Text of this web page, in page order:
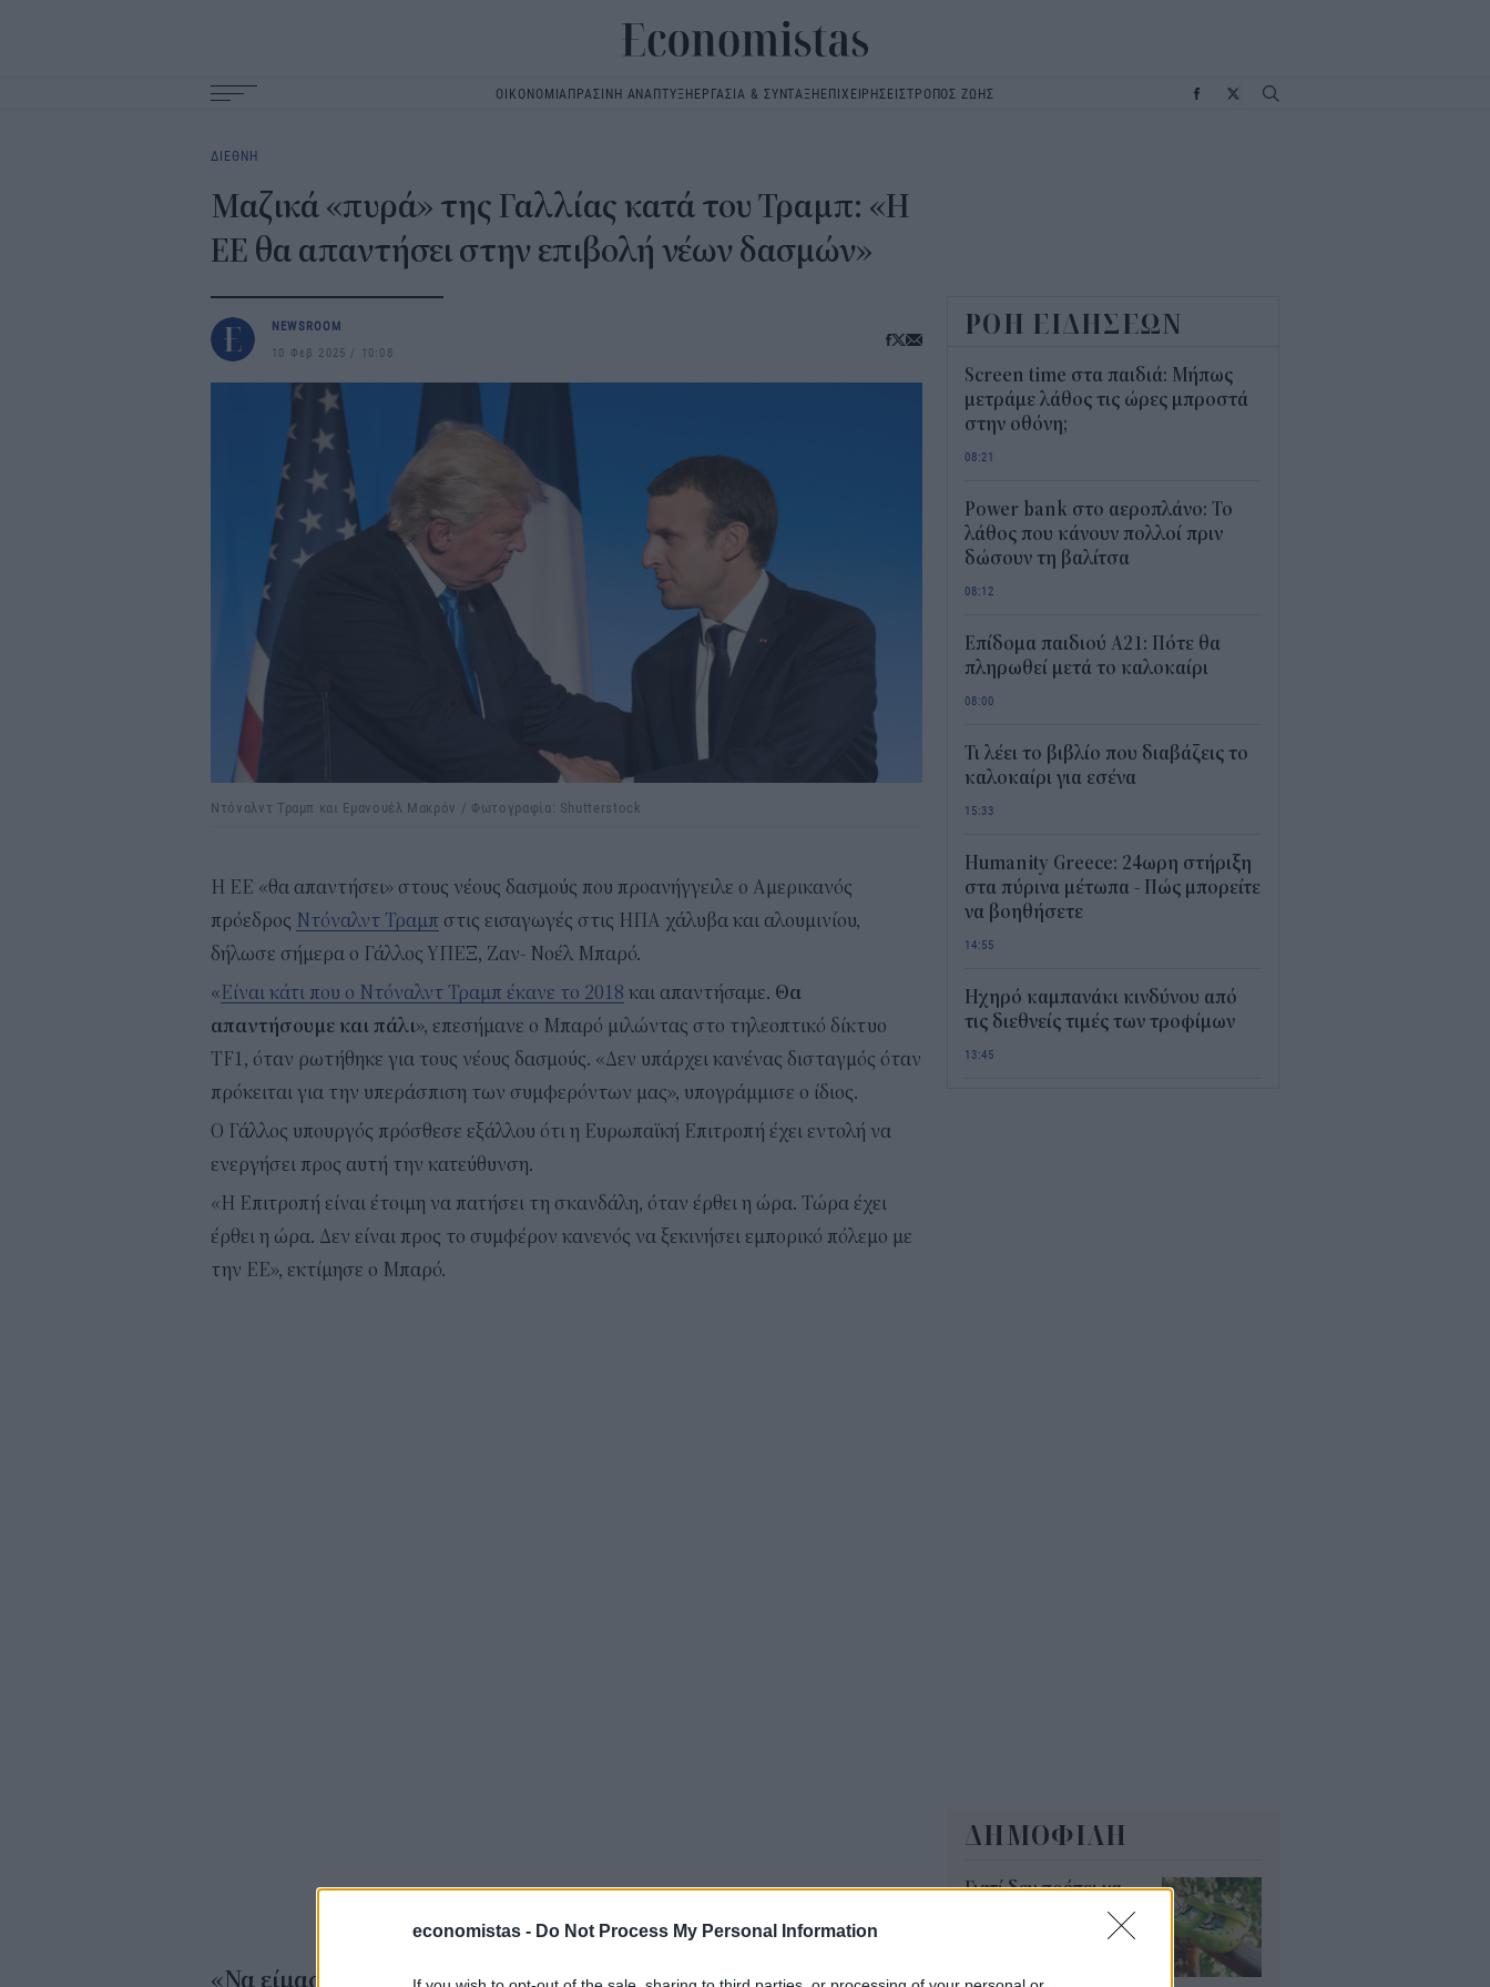
economistas - Do Not Process My Personal Information
ΟΙΚΟΝΟΜΙΑΠΡΑΣΙΝΗ ΑΝΑΠΤΥΞΗΕΡΓΑΣΙΑ & ΣΥΝΤΑΞΗΕΠΙΧΕΙΡΗΣΕΙΣΤΡΟΠΟΣ ΖΩΗΣ
navigation
ΔΙΕΘΝΗ
Μαζικά «πυρά» της Γαλλίας κατά του Τραμπ: «Η
ΕΕ θα απαντήσει στην επιβολή νέων δασμών»
NEWSROOM
10 Φεβ 2025
10:08
Ντόναλντ Τραμπ και Εμανουέλ Μακρόν / Φωτογραφία: Shutterstock
Η ΕΕ «θα απαντήσει» στους νέους δασμούς που προανήγγειλε ο Αμερικανός
πρόεδρος Ντόναλντ Τραμπ στις εισαγωγές στις ΗΠΑ χάλυβα και αλουμινίου,
δήλωσε σήμερα ο Γάλλος ΥΠΕΞ, Ζαν- Νοέλ Μπαρό.
« Είναι κάτι που ο Ντόναλντ Τραμπ έκανε το 2018 και απαντήσαμε. Θα
απαντήσουμε και πάλι», επεσήμανε ο Μπαρό μιλώντας στο τηλεοπτικό δίκτυο
TF1, όταν ρωτήθηκε για τους νέους δασμούς. «Δεν υπάρχει κανένας δισταγμός όταν
πρόκειται για την υπεράσπιση των συμφερόντων μας», υπογράμμισε ο ίδιος.
Ο Γάλλος υπουργός πρόσθεσε εξάλλου ότι η Ευρωπαϊκή Επιτροπή έχει εντολή να
ενεργήσει προς αυτή την κατεύθυνση.
«Η Επιτροπή είναι έτοιμη να πατήσει τη σκανδάλη, όταν έρθει η ώρα. Τώρα έχει
έρθει η ώρα. Δεν είναι προς το συμφέρον κανενός να ξεκινήσει εμπορικό πόλεμο με
την ΕΕ», εκτίμησε ο Μπαρό.
«Να είμαστε έτοιμοι, λέει ο Μακρόν
ΡΟΗ ΕΙΔΗΣΕΩΝ
Screen time στα παιδιά: Μήπως
μετράμε λάθος τις ώρες μπροστά
στην οθόνη;
08:21
Power bank στο αεροπλάνο: Το
λάθος που κάνουν πολλοί πριν
δώσουν τη βαλίτσα
08:12
Επίδομα παιδιού Α21: Πότε θα
πληρωθεί μετά το καλοκαίρι
08:00
Τι λέει το βιβλίο που διαβάζεις το
καλοκαίρι για εσένα
15:33
Humanity Greece: 24ωρη στήριξη
στα πύρινα μέτωπα - Πώς μπορείτε
να βοηθήσετε
14:55
Ηχηρό καμπανάκι κινδύνου από
τις διεθνείς τιμές των τροφίμων
13:45
ΔΗΜΟΦΙΛΗ
Γιατί δεν πρέπει να
φοράτε crocs χωρίς